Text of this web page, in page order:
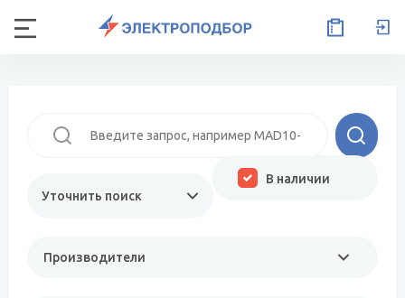
Уточнить поиск
Производители
В наличии